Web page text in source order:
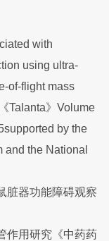
with
using ultra-
of-flight mass
Talanta》Volume
by the
and the National
脏器功能障碍观察
作用研究《中药药